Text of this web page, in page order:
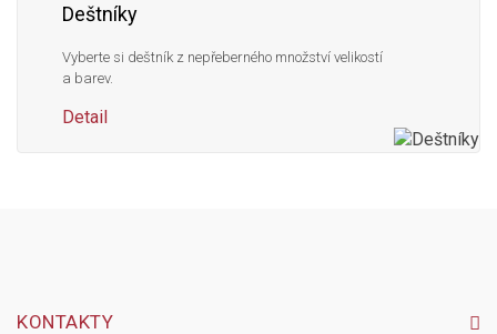
Deštníky
Vyberte si deštník z nepřeberného množství velikostí
a barev.
Detail
KONTAKTY